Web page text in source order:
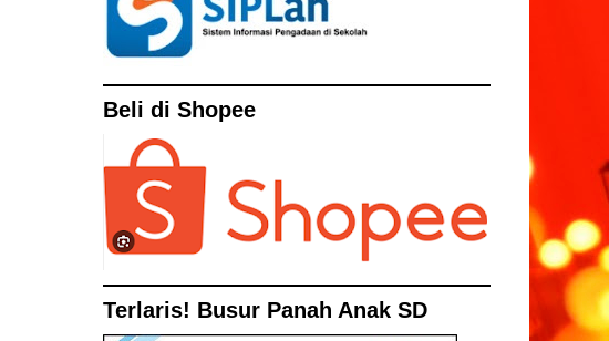
Beli di Shopee
Terlaris! Busur Panah Anak SD